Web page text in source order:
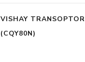
VISHAY TRANSOPTOR
(CQY80N)